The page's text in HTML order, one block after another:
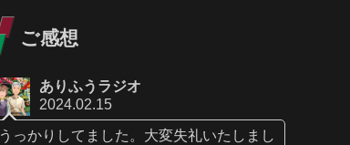
ご感想
ありふうラジオ
2024.02.15
うっかりしてました。大変失礼いたしまし